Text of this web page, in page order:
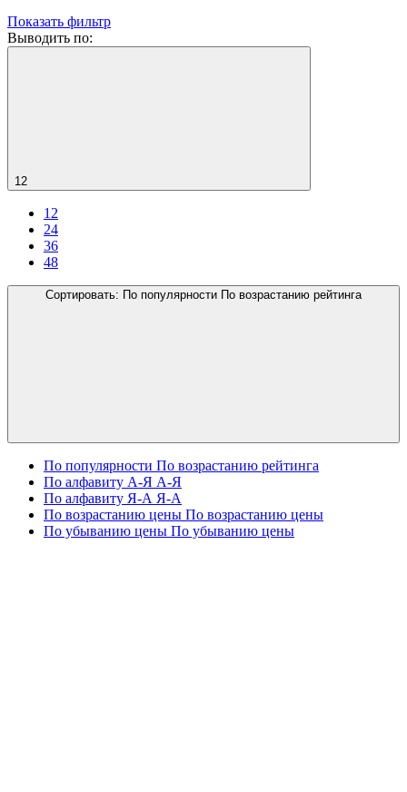
Показать фильтр
Выводить по:
12
12
24
36
48
Сортировать: По популярности По возрастанию рейтинга
По популярности По возрастанию рейтинга
По алфавиту А-Я А-Я
По алфавиту Я-А Я-А
По возрастанию цены По возрастанию цены
По убыванию цены По убыванию цены